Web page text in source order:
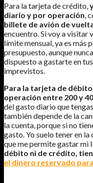
Para la tarjeta de crédito,
diario y por operación,
billete de avión de
encuentro. Si voy a visitar
límite mensual, ya es más
presupuesto, aunque
dispuesto a gastarte en
imprevistos.
Para la tarjeta de
operación entre 200 y
del gasto diario que
también depende de la
la cuenta, porque si no
gasto. Yo suelo tener en
que me permite gastar mi
débito ni de crédito,
el dinero reservado